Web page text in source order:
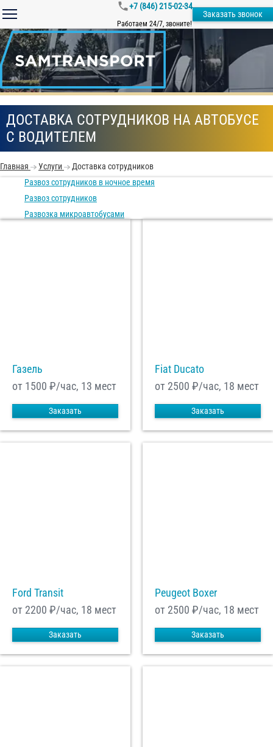
+7 (846) 215-02-34
Работаем 24/7, звоните!
Заказать звонок
ДОСТАВКА СОТРУДНИКОВ НА АВТОБУСЕ
С ВОДИТЕЛЕМ
Главная Услуги
Доставка сотрудников
Развоз сотрудников в ночное время
Развоз сотрудников
Развозка микроавтобусами
Газель
от 1500 ₽/час, 13 мест
Заказать
Fiat Ducato
от 2500 ₽/час, 18 мест
Заказать
Ford Transit
от 2200 ₽/час, 18 мест
Заказать
Peugeot Boxer
от 2500 ₽/час, 18 мест
Заказать